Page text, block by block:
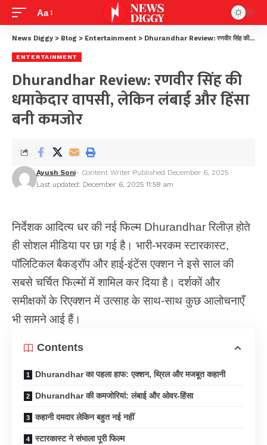
Aa
News Diggy > Blog > Entertainment > Dhurandhar Review: रणवीर सिंह की धमाकेदार वापसी, लेकिन लंबाई और हिंसा बनी कमजोर
ENTERTAINMENT
Dhurandhar Review: रणवीर सिंह की
धमाकेदार वापसी, लेकिन लंबाई और हिंसा
बनी कमजोर
Last updated: December 6, 2025 11:58 am
Ayush Soni- Content Writer Published December 6, 2025
निर्देशक आदित्य धर की नई फिल्म Dhurandhar रिलीज़ होते
ही सोशल मीडिया पर छा गई है। भारी-भरकम स्टारकास्ट,
पॉलिटिकल बैकड्रॉप और हाई-इंटेंस एक्शन ने इसे साल की
सबसे चर्चित फिल्मों में शामिल कर दिया है। दर्शकों और
समीक्षकों के रिएक्शन में उत्साह के साथ-साथ कुछ आलोचनाएँ
भी सामने आई हैं।
Contents
Dhurandhar का पहला हाफ: एक्शन, थ्रिल और मजबूत कहानी
Dhurandhar की कमजोरियां: लंबाई और ओवर-हिंसा
कहानी दमदार लेकिन बहुत नई नहीं
स्टारकास्ट ने संभाला पूरी फिल्म